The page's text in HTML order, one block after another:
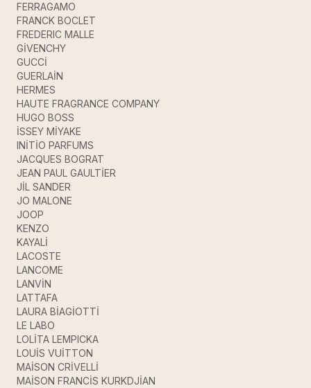
FERRAGAMO
FRANCK BOCLET
FREDERIC MALLE
GİVENCHY
GUCCİ
GUERLAİN
HERMES
HAUTE FRAGRANCE COMPANY
HUGO BOSS
İSSEY MİYAKE
INİTİO PARFUMS
JACQUES BOGRAT
JEAN PAUL GAULTİER
JİL SANDER
JO MALONE
JOOP
KENZO
KAYALİ
LACOSTE
LANCOME
LANVİN
LATTAFA
LAURA BİAGİOTTİ
LE LABO
LOLİTA LEMPICKA
LOUİS VUİTTON
MAİSON CRİVELLİ
MAİSON FRANCİS KURKDJİAN